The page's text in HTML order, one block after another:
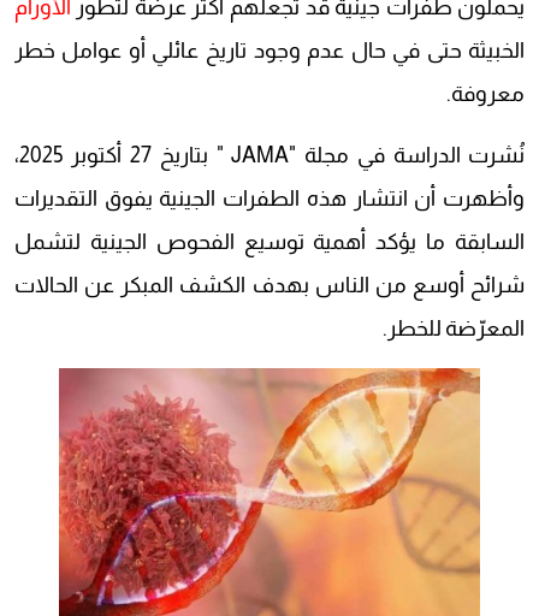
يحملون طفرات جينية قد تجعلهم أكثر عرضة لتطور الأورام
الخبيثة حتى في حال عدم وجود تاريخ عائلي أو عوامل خطر
معروفة.
نُشرت الدراسة في مجلة "JAMA " بتاريخ 27 أكتوبر 2025،
وأظهرت أن انتشار هذه الطفرات الجينية يفوق التقديرات
السابقة ما يؤكد أهمية توسيع الفحوص الجينية لتشمل
شرائح أوسع من الناس بهدف الكشف المبكر عن الحالات
المعرّضة للخطر.